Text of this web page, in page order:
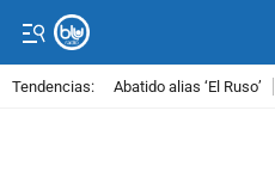
Tendencias: Abatido alias ‘El Ruso’